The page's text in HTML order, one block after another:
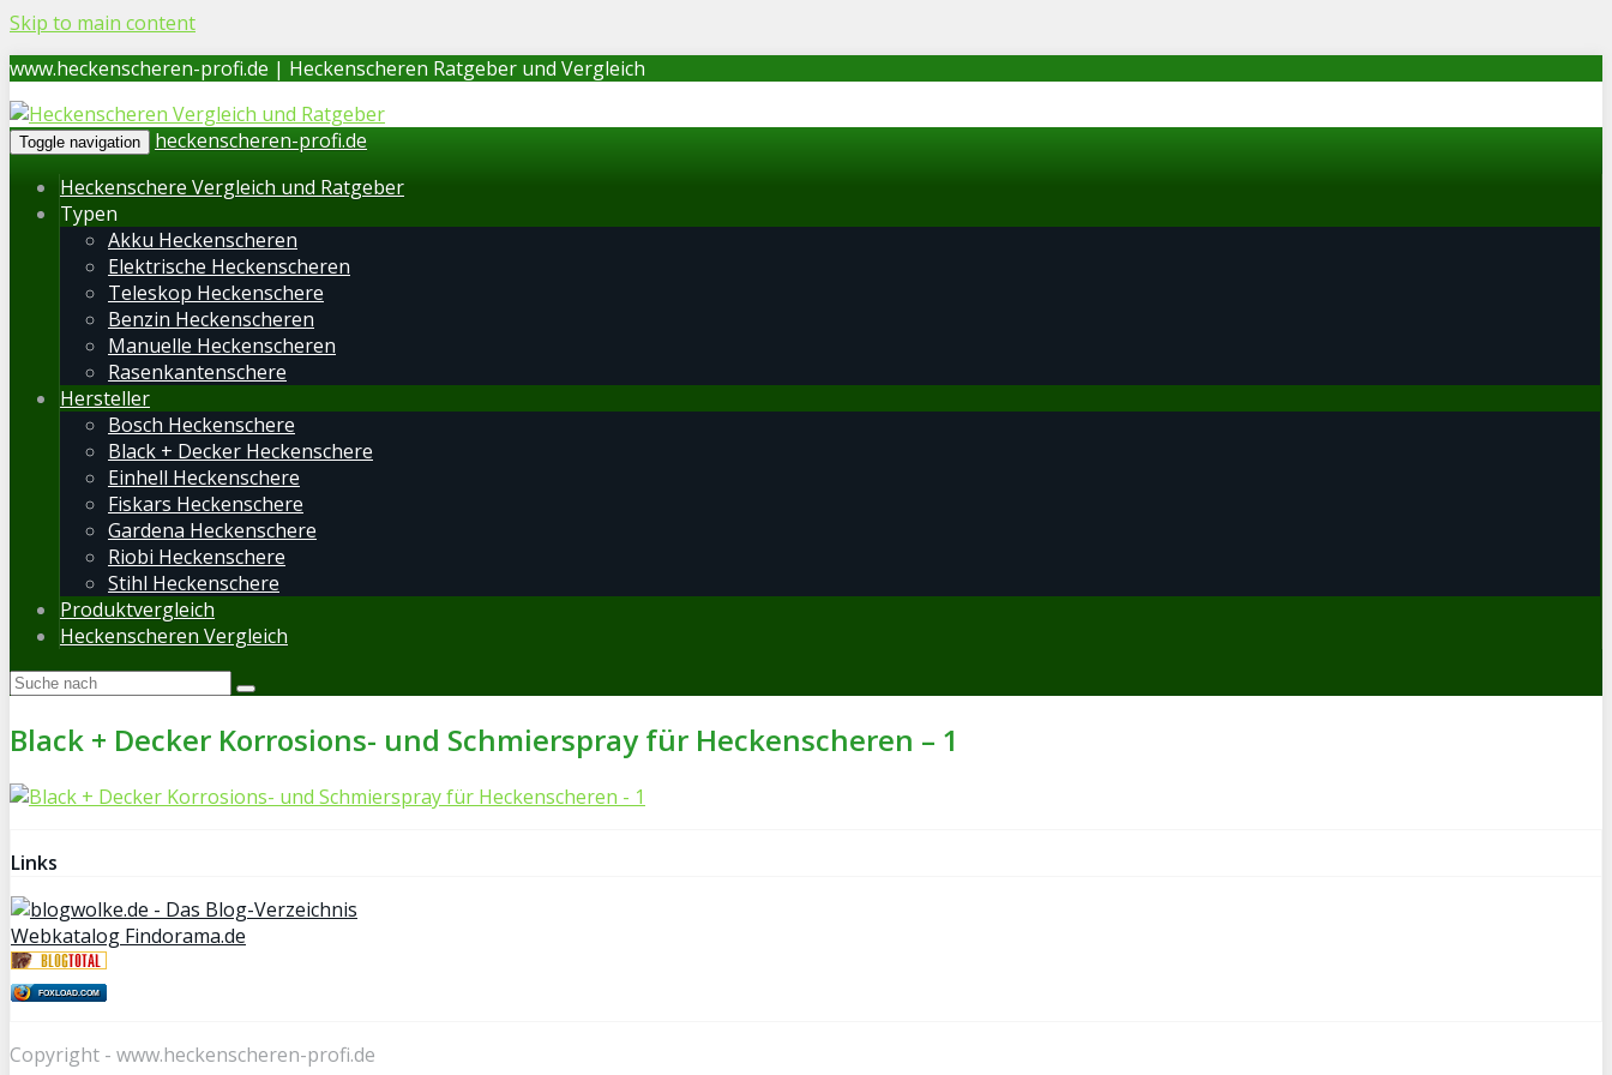
Skip to main content
www.heckenscheren-profi.de | Heckenscheren Ratgeber und Vergleich
Toggle navigation
heckenscheren-profi.de
Heckenschere Vergleich und Ratgeber
Typen
Akku Heckenscheren
Elektrische Heckenscheren
Teleskop Heckenschere
Benzin Heckenscheren
Manuelle Heckenscheren
Rasenkantenschere
Hersteller
Bosch Heckenschere
Black + Decker Heckenschere
Einhell Heckenschere
Fiskars Heckenschere
Gardena Heckenschere
Riobi Heckenschere
Stihl Heckenschere
Produktvergleich
Heckenscheren Vergleich
Black + Decker Korrosions- und Schmierspray für Heckenscheren – 1
Links
Webkatalog Findorama.de
FOXLOAD.COM
Copyright - www.heckenscheren-profi.de